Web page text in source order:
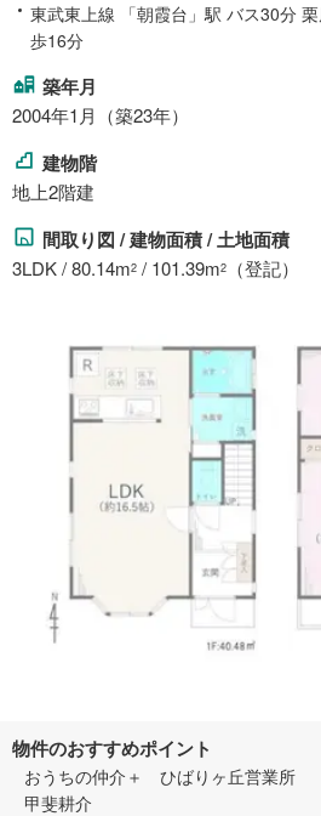
東武東上線 「朝霞台」駅 バス30分
歩16分
築年月
2004年1月（築23年）
建物階
地上2階建
間取り図 / 建物面積 / 土地面積
3LDK / 80.14m2 / 101.39m2 （登記）
物件のおすすめポイント
おうちの仲介＋ ひばりヶ丘営業所
甲斐耕介